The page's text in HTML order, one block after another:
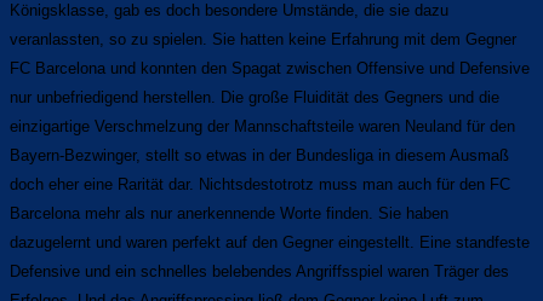
Königsklasse, gab es doch besondere Umstände, die sie dazu
veranlassten, so zu spielen. Sie hatten keine Erfahrung mit dem Gegner
FC Barcelona und konnten den Spagat zwischen Offensive und Defensive
nur unbefriedigend herstellen. Die große Fluidität des Gegners und die
einzigartige Verschmelzung der Mannschaftsteile waren Neuland für den
Bayern-Bezwinger, stellt so etwas in der Bundesliga in diesem Ausmaß
doch eher eine Rarität dar. Nichtsdestotrotz muss man auch für den FC
Barcelona mehr als nur anerkennende Worte finden. Sie haben
dazugelernt und waren perfekt auf den Gegner eingestellt. Eine standfeste
Defensive und ein schnelles belebendes Angriffsspiel waren Träger des